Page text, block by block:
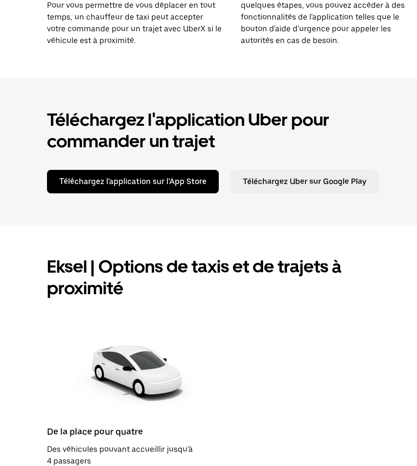
Pour vous permettre de vous déplacer en tout
temps, un chauffeur de taxi peut accepter
votre commande pour un trajet avec UberX si le
véhicule est à proximité.
quelques étapes, vous pouvez accéder à des
fonctionnalités de l'application telles que le
bouton d'aide d'urgence pour appeler les
autorités en cas de besoin.
Téléchargez l'application Uber pour
commander un trajet
Téléchargez l'application sur l'App Store Téléchargez Uber sur Google Play
Eksel | Options de taxis et de trajets à
proximité
De la place pour quatre
Des véhicules pouvant accueillir jusqu'à
4 passagers